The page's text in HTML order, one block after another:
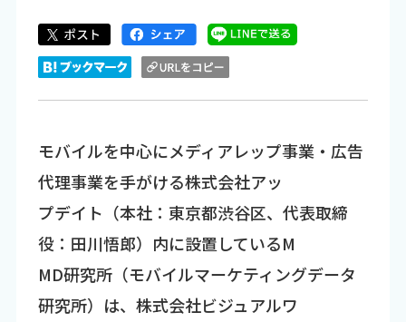
モバイルを中心にメディアレップ事業・広告
代理事業を手がける株式会社アッ
プデイト（本社：東京都渋谷区、代表取締
役：田川悟郎）内に設置しているM
MD研究所（モバイルマーケティングデータ
研究所）は、株式会社ビジュアルワ